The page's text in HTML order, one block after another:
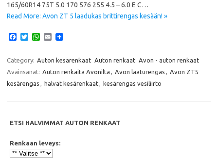
165/60R14 75T 5.0 170 576 255 4.5 – 6.0 E C…
Read More: Avon ZT 5 laadukas brittirengas kesään! »
e
b
o
o
T
t
e
r
W
t
A
p
E
i
Category: Auton kesärenkaat Auton renkaat Avon - auton renkaat
Avainsanat: Auton renkaita Avonilta Avon laaturengas
Avon ZT5
kesärengas
halvat kesärenkaat kesärengas vesiliirto
ETSI HALVIMMAT AUTON RENKAAT
Renkaan leveys: